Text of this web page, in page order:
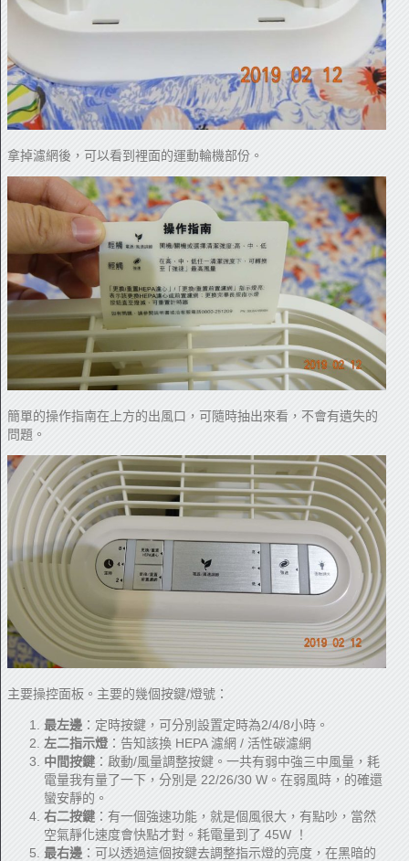
拿掉濾網後，可以看到裡面的運動輪機部份。
簡單的操作指南在上方的出風口，可隨時抽出來看，不會有遺失的
問題。
主要操控面板。主要的幾個按鍵/燈號：
最左邊 ：定時按鍵，可分別設置定時為2/4/8小時。
左二指示燈 ：告知該換 HEPA 濾網 / 活性碳濾網
中間按鍵 ：啟動/風量調整按鍵。一共有弱中強三中風量，耗
電量我有量了一下，分別是 22/26/30 W。在弱風時，的確還
蠻安靜的。
右二按鍵 ：有一個強速功能，就是個風很大，有點吵，當然
空氣靜化速度會快點才對。耗電量到了 45W ！
最右邊 ：可以透過這個按鍵去調整指示燈的亮度，在黑暗的